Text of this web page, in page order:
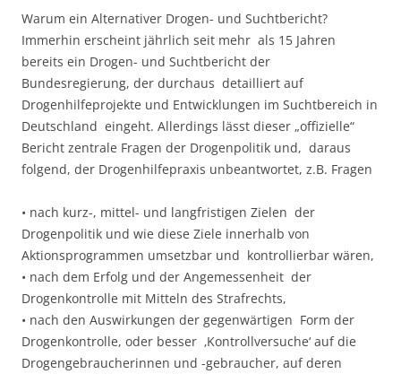
Warum ein Alternativer Drogen- und Suchtbericht?
Immerhin erscheint jährlich seit mehr als 15 Jahren
bereits ein Drogen- und Suchtbericht der
Bundesregierung, der durchaus detailliert auf
Drogenhilfeprojekte und Entwicklungen im Suchtbereich in
Deutschland eingeht. Allerdings lässt dieser „offizielle“
Bericht zentrale Fragen der Drogenpolitik und, daraus
folgend, der Drogenhilfepraxis unbeantwortet, z.B. Fragen
• nach kurz-, mittel- und langfristigen Zielen der
Drogenpolitik und wie diese Ziele innerhalb von
Aktionsprogrammen umsetzbar und kontrollierbar wären,
• nach dem Erfolg und der Angemessenheit der
Drogenkontrolle mit Mitteln des Strafrechts,
• nach den Auswirkungen der gegenwärtigen Form der
Drogenkontrolle, oder besser ‚Kontrollversuche‘ auf die
Drogengebraucherinnen und -gebraucher, auf deren